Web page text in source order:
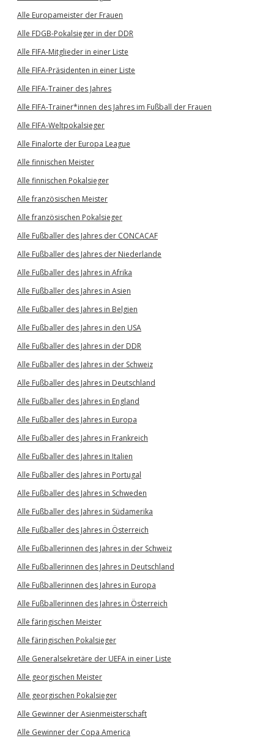
Alle Europameister der Frauen
Alle FDGB-Pokalsieger in der DDR
Alle FIFA-Mitglieder in einer Liste
Alle FIFA-Präsidenten in einer Liste
Alle FIFA-Trainer des Jahres
Alle FIFA-Trainer*innen des Jahres im Fußball der Frauen
Alle FIFA-Weltpokalsieger
Alle Finalorte der Europa League
Alle finnischen Meister
Alle finnischen Pokalsieger
Alle französischen Meister
Alle französischen Pokalsieger
Alle Fußballer des Jahres der CONCACAF
Alle Fußballer des Jahres der Niederlande
Alle Fußballer des Jahres in Afrika
Alle Fußballer des Jahres in Asien
Alle Fußballer des Jahres in Belgien
Alle Fußballer des Jahres in den USA
Alle Fußballer des Jahres in der DDR
Alle Fußballer des Jahres in der Schweiz
Alle Fußballer des Jahres in Deutschland
Alle Fußballer des Jahres in England
Alle Fußballer des Jahres in Europa
Alle Fußballer des Jahres in Frankreich
Alle Fußballer des Jahres in Italien
Alle Fußballer des Jahres in Portugal
Alle Fußballer des Jahres in Schweden
Alle Fußballer des Jahres in Südamerika
Alle Fußballer des Jahres in Österreich
Alle Fußballerinnen des Jahres in der Schweiz
Alle Fußballerinnen des Jahres in Deutschland
Alle Fußballerinnen des Jahres in Europa
Alle Fußballerinnen des Jahres in Österreich
Alle färingischen Meister
Alle färingischen Pokalsieger
Alle Generalsekretäre der UEFA in einer Liste
Alle georgischen Meister
Alle georgischen Pokalsieger
Alle Gewinner der Asienmeisterschaft
Alle Gewinner der Copa America